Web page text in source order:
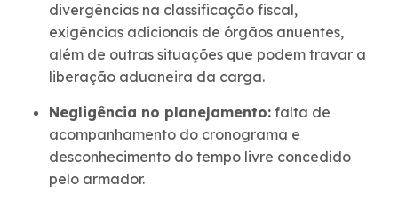
divergências na classificação fiscal,
exigências adicionais de órgãos anuentes,
além de outras situações que podem travar a
liberação aduaneira da carga.
Negligência no planejamento: falta de
acompanhamento do cronograma e
desconhecimento do tempo livre concedido
pelo armador.